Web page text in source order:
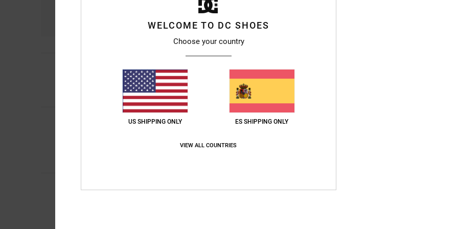
Antony 19. mayo 2026
Hay que darle un poco de uso
Mostrar original - English
Donovan
5
WELCOME TO DC SHOES
Choose your country
US SHIPPING ONLY ES SHIPPING ONLY
VIEW ALL COUNTRIES